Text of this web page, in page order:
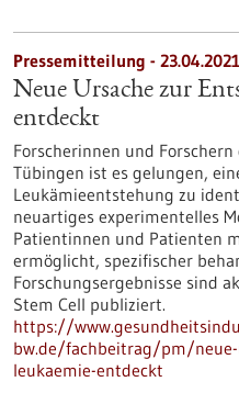
Pressemitteilung - 23.04.2021
Neue Ursache zur
entdeckt
Forscherinnen und
Tübingen ist es gelungen,
Leukämieentstehung zu
neuartiges experimentelles
Patientinnen und Patienten
ermöglicht, spezifischer
Forschungsergebnisse sind
Stem Cell publiziert.
https://
bw.de/fachbeitrag/pm/
leukaemie-entdeckt